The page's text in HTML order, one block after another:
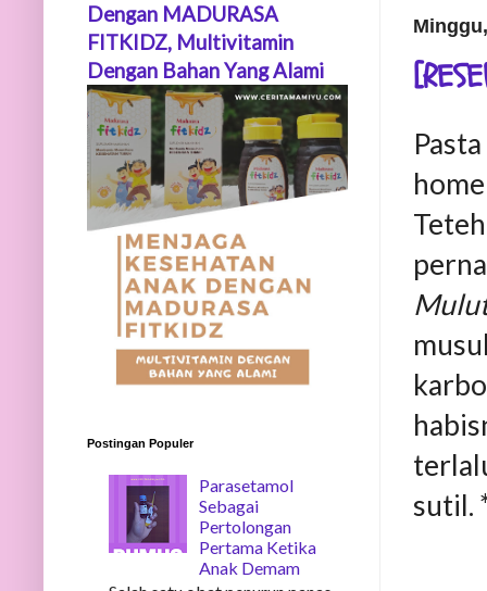
sutil.
Dengan MADURASA
FITKIDZ, Multivitamin
Dengan Bahan Yang Alami
Postingan Populer
Parasetamol
Sebagai
Pertolongan
Pertama Ketika
Anak Demam